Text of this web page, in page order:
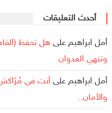
أحدث التعليقات
أمل ابراهيمعلى هل تحفظ
وتنهي العدوان
أمل ابراهيمعلى أنت في
والأمان..